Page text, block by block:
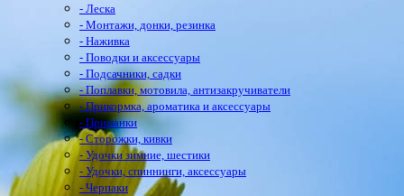
- Леска
- Монтажи, донки, резинка
- Наживка
- Поводки и аксессуары
- Подсачники, садки
- Поплавки, мотовила, антизакручиватели
- Прикормка, ароматика и аксессуары
- Приманки
- Сторожки, кивки
- Удочки зимние, шестики
- Удочки, спиннинги, аксессуары
- Черпаки